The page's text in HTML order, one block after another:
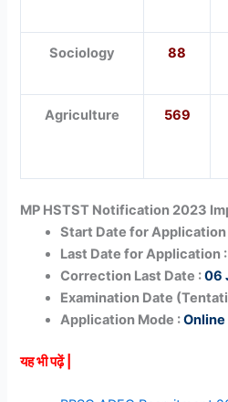
Sociology 88
Agriculture 569
MP HSTST Notification 2023
Start Date for Application
Last Date for Application
Correction Last Date :06
Examination Date
Application Mode :Online
यह भी पढ़ें |